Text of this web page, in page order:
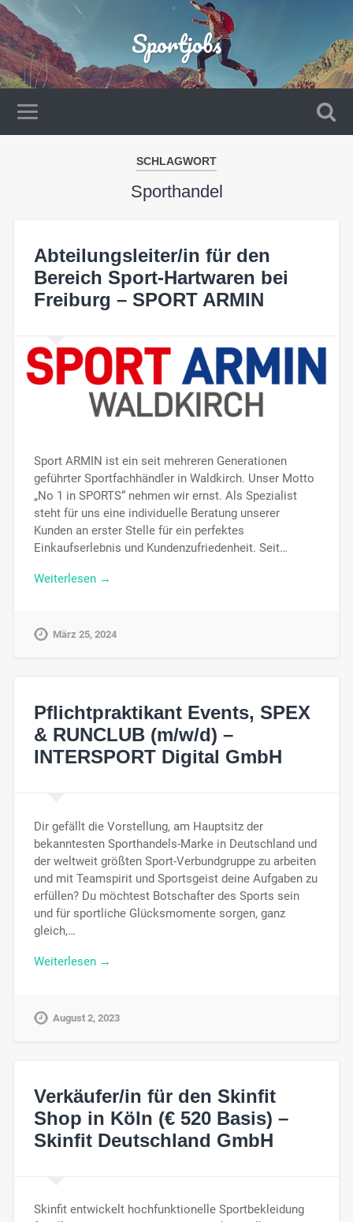
Sportjobs
SCHLAGWORT
Sporthandel
Abteilungsleiter/in für den
Bereich Sport-Hartwaren bei
Freiburg – SPORT ARMIN
Sport ARMIN ist ein seit mehreren Generationen
geführter Sportfachhändler in Waldkirch. Unser Motto
„No 1 in SPORTS“ nehmen wir ernst. Als Spezialist
steht für uns eine individuelle Beratung unserer
Kunden an erster Stelle für ein perfektes
Einkaufserlebnis und Kundenzufriedenheit. Seit…
Weiterlesen →
März 25, 2024
Pflichtpraktikant Events, SPEX
& RUNCLUB (m/w/d) –
INTERSPORT Digital GmbH
Dir gefällt die Vorstellung, am Hauptsitz der
bekanntesten Sporthandels-Marke in Deutschland und
der weltweit größten Sport-Verbundgruppe zu arbeiten
und mit Teamspirit und Sportsgeist deine Aufgaben zu
erfüllen? Du möchtest Botschafter des Sports sein
und für sportliche Glücksmomente sorgen, ganz
gleich,…
Weiterlesen →
August 2, 2023
Verkäufer/in für den Skinfit
Shop in Köln (€ 520 Basis) –
Skinfit Deutschland GmbH
Skinfit entwickelt hochfunktionelle Sportbekleidung